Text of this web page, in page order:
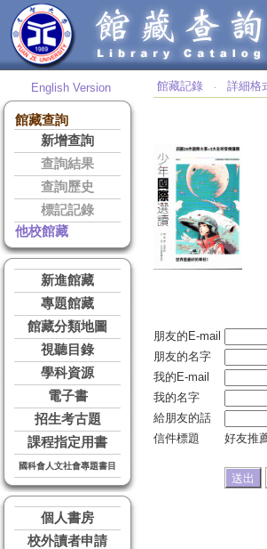
English Version
館藏查詢
新增查詢
查詢結果
查詢歷史
標記記錄
他校館藏
新進館藏
專題館藏
館藏分類地圖
視聽目錄
學科資源
電子書
招生考古題
課程指定用書
國科會人文社會專題書目
個人書房
校外讀者申請
館藏記錄 ‧ 詳細格
朋友的E-mail
朋友的名字
我的E-mail
我的名字
給朋友的話
信件標題
好友推